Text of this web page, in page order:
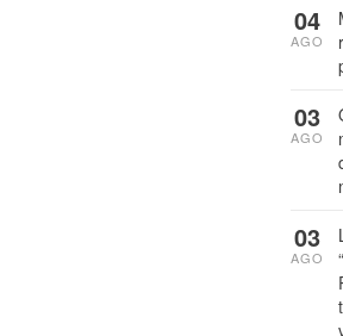
04
AGO
03
AGO
03
AGO